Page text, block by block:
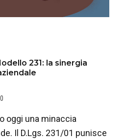
231: la sinergia
0
oggi una minaccia
Il D.Lgs. 231/01 punisce